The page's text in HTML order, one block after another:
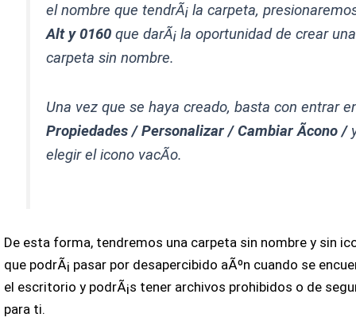
el nombre que tendrÃ¡ la carpeta,
Alt y 0160que darÃ¡ la oportunidad de crear una
carpeta sin nombre.
Una vez que se haya creado, basta con entrar
Propiedades / Personalizar / Cambiar Ã­cono /
elegir el icono vacÃ­o.
De esta forma, tendremos una carpeta sin nombre y sin
que podrÃ¡ pasar por desapercibido aÃºn cuando se
el escritorio y podrÃ¡s tener archivos prohibidos o de
para ti.